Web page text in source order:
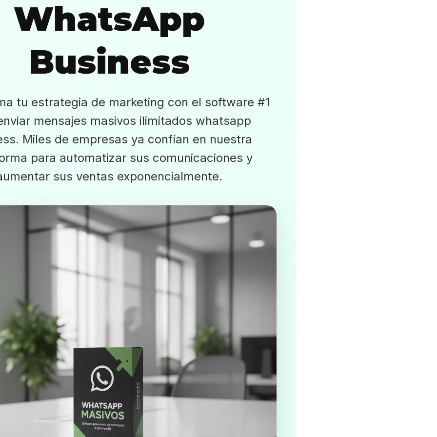
WhatsApp
Business
tu estrategia de marketing con el software #1
mensajes masivos ilimitados whatsapp
Miles de empresas ya confían en nuestra
para automatizar sus comunicaciones y
sus ventas exponencialmente.